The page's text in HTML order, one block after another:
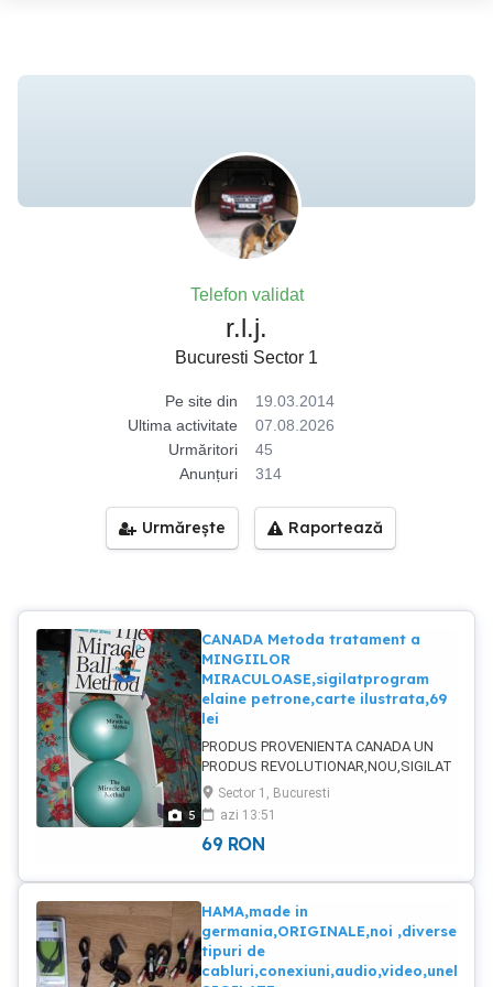
Telefon validat
r.l.j.
Bucuresti Sector 1
Pe site din
19.03.2014
Ultima activitate
07.08.2026
Urmăritori
45
Anunțuri
314
Urmărește Raportează
5
CANADA Metoda tratament a
MINGIILOR
MIRACULOASE,sigilatprogram
elaine petrone,carte ilustrata,69
lei
PRODUS PROVENIENTA CANADA UN
PRODUS REVOLUTIONAR,NOU,SIGILAT
cu CARTE ILUSTRATA cu numeroase
exercitii THE MIRACLE BALL
METHOD,de ELAINE PETRONE
EXERCITII de relaxare a muschilor CUM
CUM sa te mentii in forma AI probleme
cu coloana ,cu gitul ,cu
bratele,genunchii ? AJUTA corpul dupa
nastere,hranirea la sin,cum sa tii copilul
si multe alte intrbari isi gasesc
Sector 1, Bucuresti
azi 13:51
69 RON
HAMA,made in
germania,ORIGINALE,noi ,diverse
tipuri de
cabluri,conexiuni,audio,video,unele